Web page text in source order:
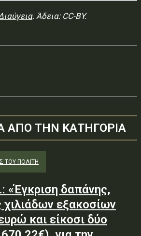
. Άδεια: CC-BY.
ΑΠΟ ΤΗΝ ΚΑΤΗΓΟΡΙΑ
ΤΟΥ ΠΟΛΊΤΗ
δαπάνης,
χιλιάδων εξακοσίων
και είκοσι δύο